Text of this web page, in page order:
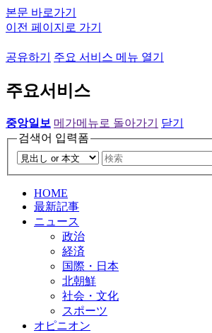
본문 바로가기
이전 페이지로 가기
공유하기 주요 서비스 메뉴 열기
주요서비스
중앙일보 메가메뉴로 돌아가기
닫기
검색어 입력폼
HOME
最新記事
ニュース
政治
経済
国際・日本
北朝鮮
社会・文化
スポーツ
オピニオン